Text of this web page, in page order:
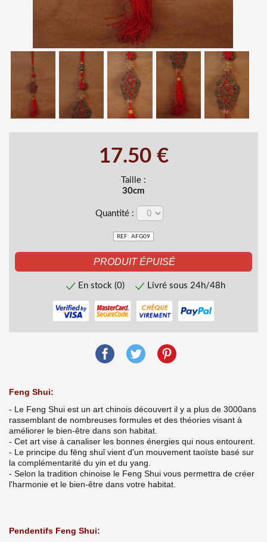
17.50 €
Taille :
30cm
Quantité :
REF: AFG09
En stock (0) Livré sous 24h/48h
Feng Shui:
- Le Feng Shui est un art chinois découvert il y a plus de 3000ans
rassemblant de nombreuses formules et des théories visant à
améliorer le bien-être dans son habitat.
- Cet art vise à canaliser les bonnes énergies qui nous entourent.
- Le principe du fēng shuǐ vient d'un mouvement taoïste basé sur
la complémentarité du yin et du yang.
- Selon la tradition chinoise le Feng Shui vous permettra de créer
l'harmonie et le bien-être dans votre habitat.
Pendentifs Feng Shui: